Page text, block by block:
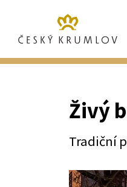
Živý
Tradiční